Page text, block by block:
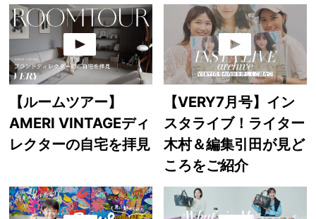
【ルームツアー】
AMERI VINTAGEディ
レクターの自宅を拝見
【VERY7月号】イン
スタライブ！ライター
木村＆編集引田が見ど
ころをご紹介